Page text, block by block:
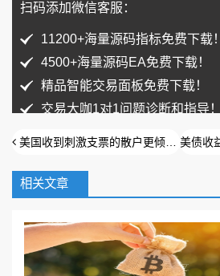
扫码添加微信客服：
11200+海量源码指标免费下载！
4500+海量源码EA免费下载！
精品智能交易面板免费下载！
交易大咖1对1问题诊断和指导！
美国收到刺激支票的散户更倾向于投资比特币
相关文章